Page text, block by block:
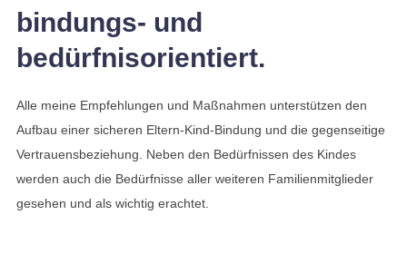
bindungs- und
bedürfnisorientiert.
Alle meine Empfehlungen und Maßnahmen unterstützen den
Aufbau einer sicheren Eltern-Kind-Bindung und die gegenseitige
Vertrauensbeziehung. Neben den Bedürfnissen des Kindes
werden auch die Bedürfnisse aller weiteren Familienmitglieder
gesehen und als wichtig erachtet.